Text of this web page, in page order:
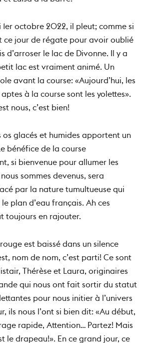
octobre 2022, il pleut; comme si
ce jour de régate pour avoir oublié
d’arroser le lac de Divonne. Il y a
lac est vraiment animé. Un
avant la course: «Aujourd’hui, les
à la course sont les yolettes».
nous, c’est bien!
glacés et humides apportent un
bénéfice de la course
si bienvenue pour allumer les
sommes devenus, sera
par la nature tumultueuse qui
plan d’eau français. Ah ces
toujours en rajouter.
est baissé dans un silence
nom de nom, c’est parti! Ce sont
Thérèse et Laura, originaires
qui nous ont fait sortir du statut
pour nous initier à l’univers
ils nous l’ont si bien dit: «Au début,
rapide, Attention… Partez! Mais